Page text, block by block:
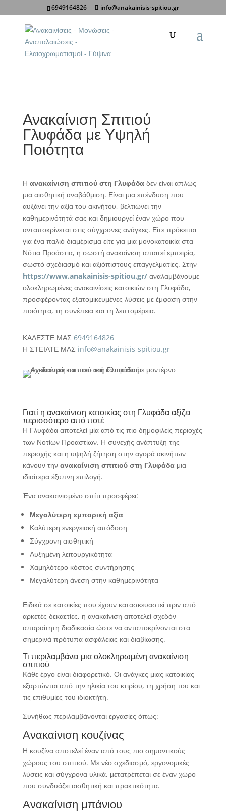
6949164826 info@anakainisis-spitiou.gr
Κοινοποίηση σε:
Ανακαίνιση Σπιτιού
Γλυφάδα με Υψηλή
Ποιότητα
Η ανακαίνιση σπιτιού στη Γλυφάδαδεν είναι απλώς
μια αισθητική αναβάθμιση. Είναι μια επένδυση που
αυξάνει την αξία του ακινήτου, βελτιώνει την
καθημερινότητά σας και δημιουργεί έναν χώρο που
ανταποκρίνεται στις σύγχρονες ανάγκες. Είτε πρόκειται
για ένα παλιό διαμέρισμα είτε για μια μονοκατοικία στα
Νότια Προάστια, η σωστή ανακαίνιση απαιτεί εμπειρία,
σωστό σχεδιασμό και αξιόπιστους επαγγελματίες. Στην
https://www.anakainisis-spitiou.gr/αναλαμβάνουμε
ολοκληρωμένες ανακαινίσεις κατοικιών στη Γλυφάδα,
προσφέροντας εξατομικευμένες λύσεις με έμφαση στην
ποιότητα, τη συνέπεια και τη λεπτομέρεια.
ΚΑΛΕΣΤΕ ΜΑΣ 6949164826
Η ΣΤΕΙΛΤΕ ΜΑΣ info@anakainisis-spitiou.gr
Γιατί η ανακαίνιση κατοικίας στη Γλυφάδα αξίζει
περισσότερο από ποτέ
Η Γλυφάδα αποτελεί μία από τις πιο δημοφιλείς περιοχές
των Νοτίων Προαστίων. Η συνεχής ανάπτυξη της
περιοχής και η υψηλή ζήτηση στην αγορά ακινήτων
κάνουν την ανακαίνιση σπιτιού στη Γλυφάδαμια
ιδιαίτερα έξυπνη επιλογή.
Ένα ανακαινισμένο σπίτι προσφέρει:
Μεγαλύτερη εμπορική αξία
Καλύτερη ενεργειακή απόδοση
Σύγχρονη αισθητική
Αυξημένη λειτουργικότητα
Χαμηλότερο κόστος συντήρησης
Μεγαλύτερη άνεση στην καθημερινότητα
Ειδικά σε κατοικίες που έχουν κατασκευαστεί πριν από
αρκετές δεκαετίες, η ανακαίνιση αποτελεί σχεδόν
απαραίτητη διαδικασία ώστε να ανταποκρίνονται στα
σημερινά πρότυπα ασφάλειας και διαβίωσης.
Τι περιλαμβάνει μια ολοκληρωμένη ανακαίνιση
σπιτιού
Κάθε έργο είναι διαφορετικό. Οι ανάγκες μιας κατοικίας
εξαρτώνται από την ηλικία του κτιρίου, τη χρήση του και
τις επιθυμίες του ιδιοκτήτη.
Συνήθως περιλαμβάνονται εργασίες όπως:
Ανακαίνιση κουζίνας
Η κουζίνα αποτελεί έναν από τους πιο σημαντικούς
χώρους του σπιτιού. Με νέο σχεδιασμό, εργονομικές
λύσεις και σύγχρονα υλικά, μετατρέπεται σε έναν χώρο
που συνδυάζει αισθητική και πρακτικότητα.
Ανακαίνιση μπάνιου